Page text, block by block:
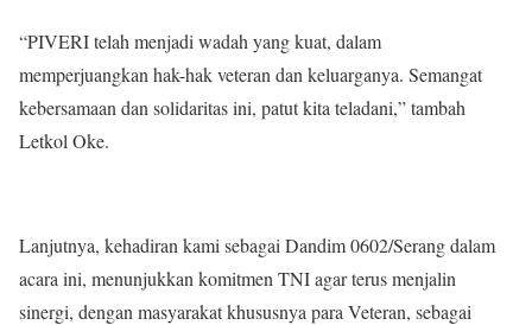
“PIVERI telah menjadi wadah yang kuat, dalam
memperjuangkan hak-hak veteran dan keluarganya. Semangat
kebersamaan dan solidaritas ini, patut kita teladani,” tambah
Letkol Oke.
Lanjutnya, kehadiran kami sebagai Dandim 0602/Serang dalam
acara ini, menunjukkan komitmen TNI agar terus menjalin
sinergi, dengan masyarakat khususnya para Veteran, sebagai